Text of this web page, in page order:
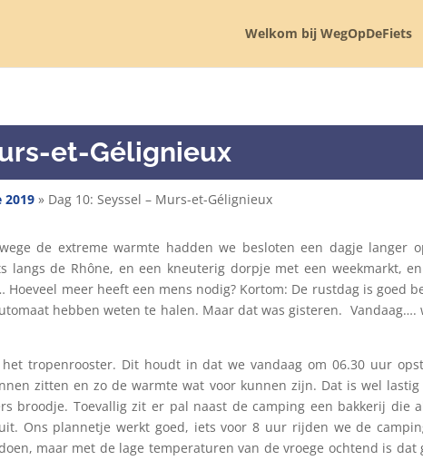
Welkom bij WegOpDeFiets
et-Gélignieux
2019 » Dag 10: Seyssel – Murs-et-Gélignieux
de extreme warmte hadden we besloten een dagje langer
langs de Rhône, en een kneuterig dorpje met een weekmarkt,
meer heeft een mens nodig? Kortom: De rustdag is goed
hebben weten te halen. Maar dat was gisteren. Vandaag….
tropenrooster. Dit houdt in dat we vandaag om 06.30 uur
zitten en zo de warmte wat voor kunnen zijn. Dat is wel lastig
broodje. Toevallig zit er pal naast de camping een bakkerij die
Ons plannetje werkt goed, iets voor 8 uur rijden we de
maar met de lage temperaturen van de vroege ochtend is dat